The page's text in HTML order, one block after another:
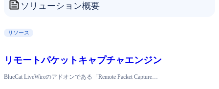
ソリューション概要
リソース
リモートパケットキャプチャエンジン
BlueCat LiveWireのアドオンである「Remote Packet Capture…